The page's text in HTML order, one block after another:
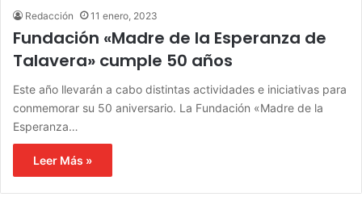
Redacción 11 enero, 2023
Fundación «Madre de la Esperanza de
Talavera» cumple 50 años
Este año llevarán a cabo distintas actividades e iniciativas para
conmemorar su 50 aniversario. La Fundación «Madre de la
Esperanza…
Leer Más »